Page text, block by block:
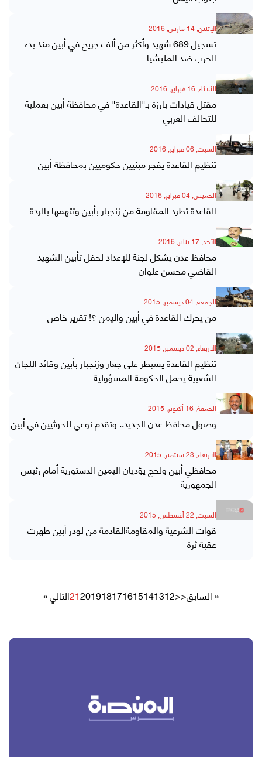
الإثنين, 14 مارس, 2016
تسجيل 689 شهيد وأكثر من ألف جريح في أبين منذ بدء
الحرب ضد المليشيا
الثلاثاء, 16 فبراير, 2016
مقتل قيادات بارزة بـ"القاعدة" في محافظة أبين بعملية
للتحالف العربي
السبت, 06 فبراير, 2016
تنظيم القاعدة يفجر مبنيين حكوميين بمحافظة أبين
الخميس, 04 فبراير, 2016
القاعدة تطرد المقاومة من زنجبار بأبين وتتهمها بالردة
الأحد, 17 يناير, 2016
محافظ عدن يشكل لجنة للإعداد لحفل تأبين الشهيد
القاضي محسن علوان
الجمعة, 04 ديسمبر, 2015
من يحرك القاعدة في أبين واليمن ؟! تقرير خاص
الاربعاء, 02 ديسمبر, 2015
تنظيم القاعدة يسيطر على جعار وزنجبار بأبين وقائد اللجان
الشعبية يحمل الحكومة المسؤولية
الجمعة, 16 أكتوبر, 2015
وصول محافظ عدن الجديد.. وتقدم نوعي للحوثيين في أبين
الاربعاء, 23 سبتمبر, 2015
محافظي أبين ولحج يؤديان اليمين الدستورية أمام رئيس
الجمهورية
السبت, 22 أغسطس, 2015
قوات الشرعية والمقاومةالقادمة من لودر أبين طهرت
عقبة ثرة
« السابق<<
12
13
14
15
16
17
18
19
20
21التالي »